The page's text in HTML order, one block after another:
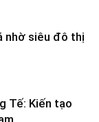
nhờ siêu đô thị
Tế: Kiến tạo